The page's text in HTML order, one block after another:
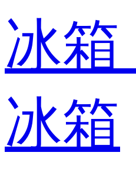
冰箱
冰箱